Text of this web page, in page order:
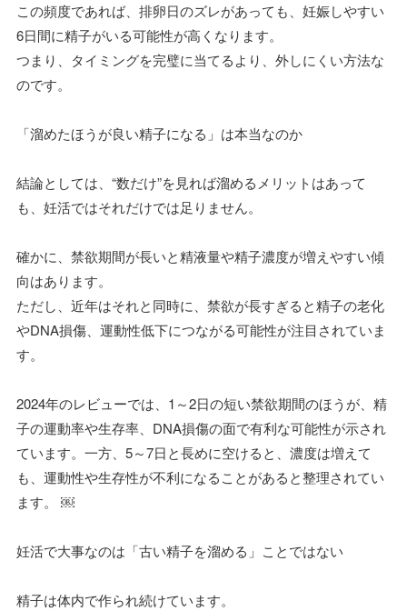
この頻度であれば、排卵日のズレがあっても、妊娠しやすい
6日間に精子がいる可能性が高くなります。
つまり、タイミングを完璧に当てるより、外しにくい方法な
のです。
「溜めたほうが良い精子になる」は本当なのか
結論としては、“数だけ”を見れば溜めるメリットはあって
も、妊活ではそれだけでは足りません。
確かに、禁欲期間が長いと精液量や精子濃度が増えやすい傾
向はあります。
ただし、近年はそれと同時に、禁欲が長すぎると精子の老化
やDNA損傷、運動性低下につながる可能性が注目されていま
す。
2024年のレビューでは、1～2日の短い禁欲期間のほうが、精
子の運動率や生存率、DNA損傷の面で有利な可能性が示され
ています。一方、5～7日と長めに空けると、濃度は増えて
も、運動性や生存性が不利になることがあると整理されてい
ます。 ￼
妊活で大事なのは「古い精子を溜める」ことではない
精子は体内で作られ続けています。